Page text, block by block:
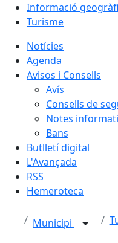
Informació
Turisme
Notícies
Agenda
Avisos i Consells
Avís
Consells de
Notes
Bans
Butlletí digital
L'Avançada
RSS
Hemeroteca
Municipi